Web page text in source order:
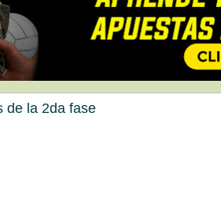
de la 2da fase